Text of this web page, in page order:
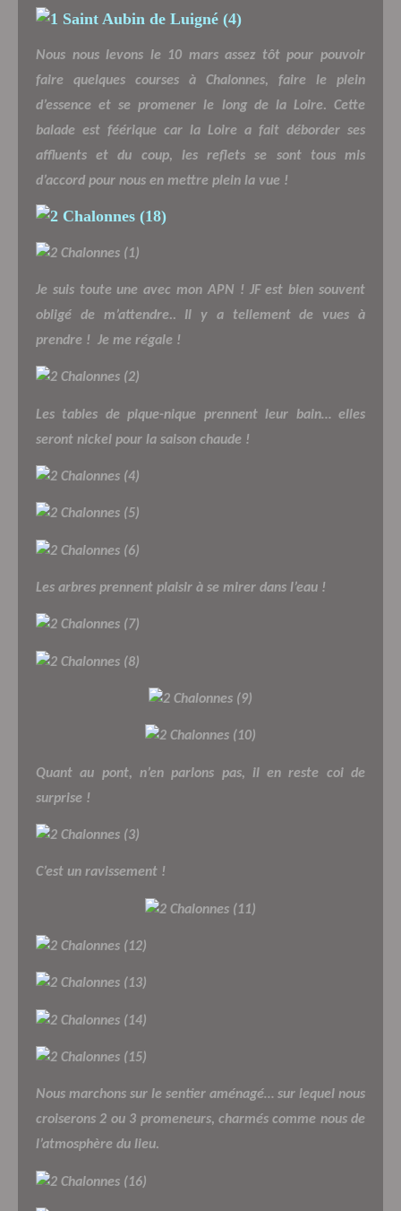
Nous nous levons le 10 mars assez tôt pour pouvoir
faire quelques courses à Chalonnes, faire le plein
d’essence et se promener le long de la Loire. Cette
balade est féérique car la Loire a fait déborder ses
affluents et du coup, les reflets se sont tous mis
d’accord pour nous en mettre plein la vue !
Je suis toute une avec mon APN ! JF est bien souvent
obligé de m’attendre.. Il y a tellement de vues à
prendre ! Je me régale !
Les tables de pique-nique prennent leur bain… elles
seront nickel pour la saison chaude !
Les arbres prennent plaisir à se mirer dans l’eau !
Quant au pont, n’en parlons pas, il en reste coi de
surprise !
C’est un ravissement !
Nous marchons sur le sentier aménagé… sur lequel nous
croiserons 2 ou 3 promeneurs, charmés comme nous de
l’atmosphère du lieu.